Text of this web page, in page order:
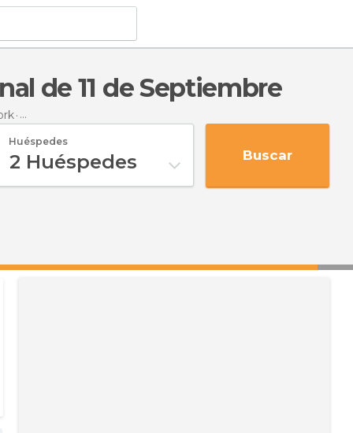
de 11 de Septiembre
Hoteles cerca de
Huéspedes
2 Huéspedes Buscar